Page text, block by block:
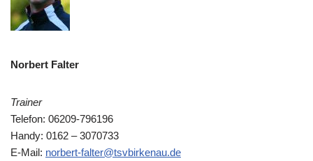
Norbert Falter
Trainer
Telefon: 06209-796196
Handy: 0162 – 3070733
E-Mail: norbert-falter@tsvbirkenau.de